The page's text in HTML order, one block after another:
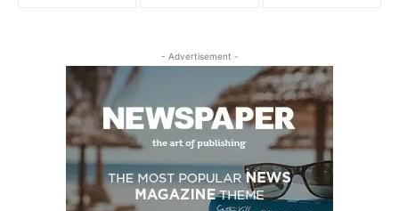
- Advertisement -